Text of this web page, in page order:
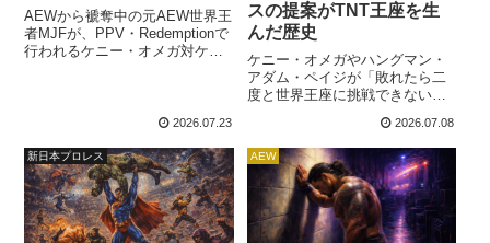
AEWから褫奪中の元AEW世界王
者MJFが、PPV・Redemptionで
行われるケニー・オメガ対ケビ
がケニーに挑戦する構図を以前
は、現地7月8日放送のDynamite
特別回Beach Breakでケニーに
敗れ、AEW世界王座を失いまし
た。その...
2026.07.23
スの提案がTNT王座を生
んだ歴史
ケニー・オメガやハングマン・
アダム・ペイジが「敗れたら二
度と世界王座に挑戦できない」
中、AEWのトニー・カーン社長
は、このルールの原点である
2019年のコーディ・ローデスVS
クリス・ジェリコ戦の舞台裏を
明かしました。トニーは、当時
コーディ自身がこの条件を強く
志願した背景と、それがその後
2026.07.08
新日本プロレス AEW